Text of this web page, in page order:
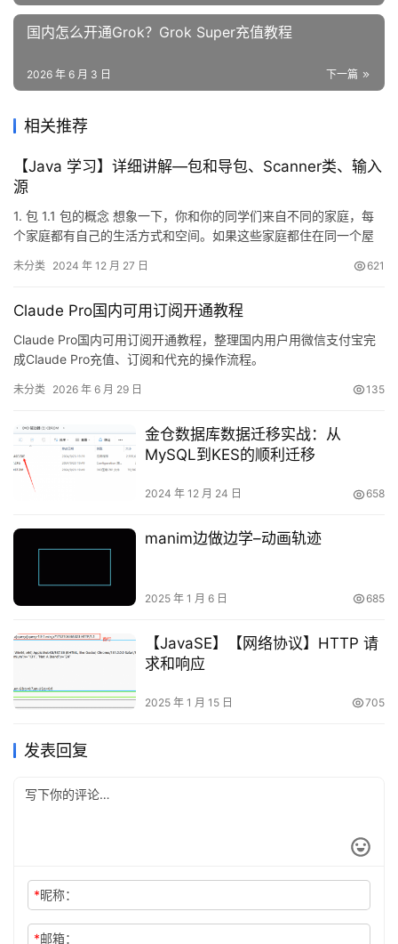
国内怎么开通Grok？Grok Super充值教程
下一篇
2026 年 6 月 3 日
相关推荐
【Java 学习】详细讲解—包和导包、Scanner类、输入
源
1. 包 1.1 包的概念 想象一下，你和你的同学们来自不同的家庭，每
个家庭都有自己的生活方式和空间。如果这些家庭都住在同一个屋
中，不同的程序也需要有各自的“空间”以保持独立性，这就是包
同的文件夹中存在同名的文件，从而实现隔离。 1.2 包…
未分类 2024 年 12 月 27 日 621
Claude Pro国内可用订阅开通教程
Claude Pro国内可用订阅开通教程，整理国内用户用微信支付宝完
成Claude Pro充值、订阅和代充的操作流程。
未分类 2026 年 6 月 29 日 135
金仓数据库数据迁移实战：从
MySQL到KES的顺利迁移
2024 年 12 月 24 日 658
manim边做边学–动画轨迹
2025 年 1 月 6 日 685
【JavaSE】【网络协议】HTTP 请
求和响应
2025 年 1 月 15 日 705
发表回复
*昵称：
*邮箱：